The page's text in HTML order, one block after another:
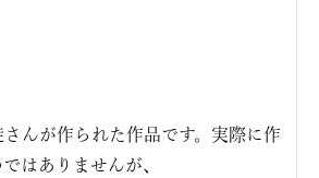
さんが作られた作品です。実際に作
はありませんが、